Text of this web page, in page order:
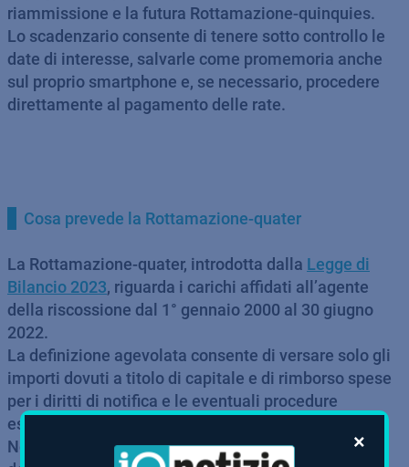
riammissione e la futura Rottamazione-quinquies.
Lo scadenzario consente di tenere sotto controllo le
date di interesse, salvarle come promemoria anche
sul proprio smartphone e, se necessario, procedere
direttamente al pagamento delle rate.
Cosa prevede la Rottamazione-quater
La Rottamazione-quater, introdotta dalla Legge di
Bilancio 2023, riguarda i carichi affidati all’agente
della riscossione dal 1° gennaio 2000 al 30 giugno
2022.
La definizione agevolata consente di versare solo gli
importi dovuti a titolo di capitale e di rimborso spese
per i diritti di notifica e le eventuali procedure
esecutive.
Non devono invece essere corrisposte le somme
×